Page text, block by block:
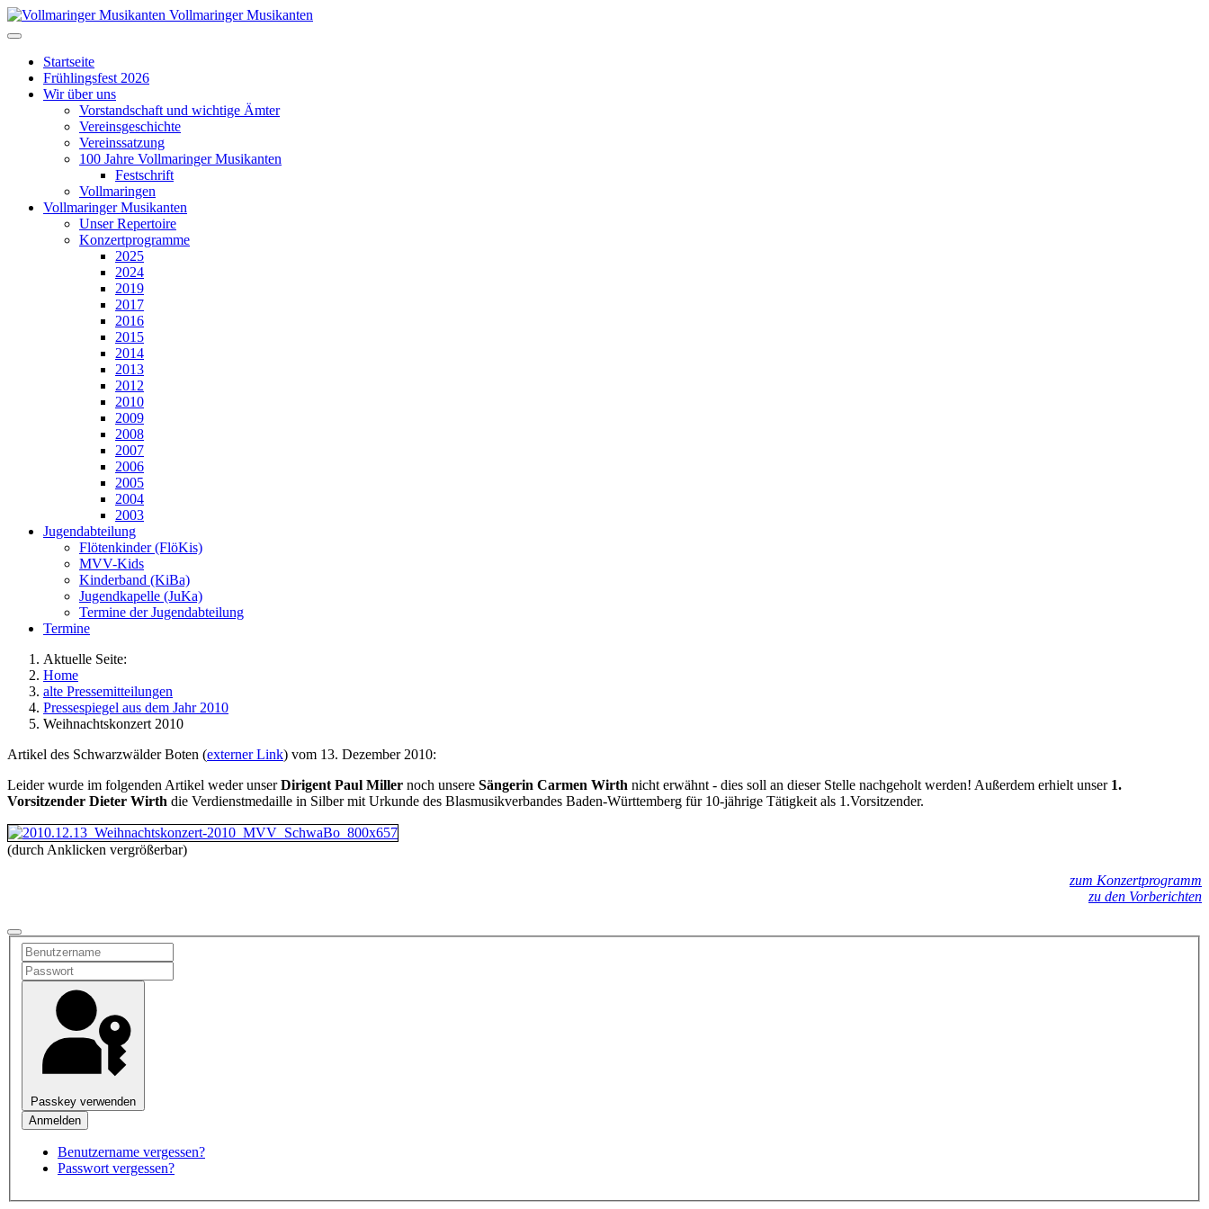
Vollmaringer Musikanten
Startseite
Frühlingsfest 2026
Wir über uns
Vorstandschaft und wichtige Ämter
Vereinsgeschichte
Vereinssatzung
100 Jahre Vollmaringer Musikanten
Festschrift
Vollmaringen
Vollmaringer Musikanten
Unser Repertoire
Konzertprogramme
2025
2024
2019
2017
2016
2015
2014
2013
2012
2010
2009
2008
2007
2006
2005
2004
2003
Jugendabteilung
Flötenkinder (FlöKis)
MVV-Kids
Kinderband (KiBa)
Jugendkapelle (JuKa)
Termine der Jugendabteilung
Termine
Aktuelle Seite:
Home
alte Pressemitteilungen
Pressespiegel aus dem Jahr 2010
Weihnachtskonzert 2010
Artikel des Schwarzwälder Boten (externer Link) vom 13. Dezember 2010:
Leider wurde im folgenden Artikel weder unserDirigent Paul Miller noch unsere Sängerin Carmen Wirth nicht erwähnt - dies soll an dieser Stelle nachgeholt werden! Außerdem erhielt unser 1.
Vorsitzender Dieter Wirth die Verdienstmedaille in Silber mit Urkunde des Blasmusikverbandes Baden-Württemberg für 10-jährige Tätigkeit als 1.Vorsitzender.
(durch Anklicken vergrößerbar)
zum Konzertprogramm
zu den Vorberichten
Passkey verwenden
Benutzername vergessen?
Passwort vergessen?